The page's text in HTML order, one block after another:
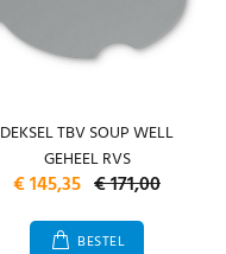
DEKSEL TBV SOUP WELL
GEHEEL RVS
€ 145,35 € 171,00
BESTEL